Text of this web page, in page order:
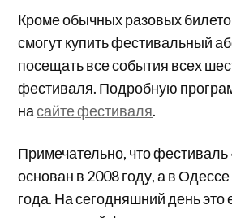
Кроме обычных разовых
смогут купить фестивальный
посещать все события всех
фестиваля. Подробную
насайте фестиваля.
Примечательно, что фестиваль
основан в 2008 году, а в
года. На сегодняшний день это